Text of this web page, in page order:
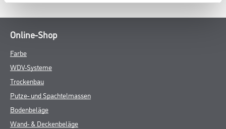
Online-Shop
Farbe
WDV-Systeme
Trockenbau
Putze- und Spachtelmassen
Bodenbeläge
Wand- & Deckenbeläge